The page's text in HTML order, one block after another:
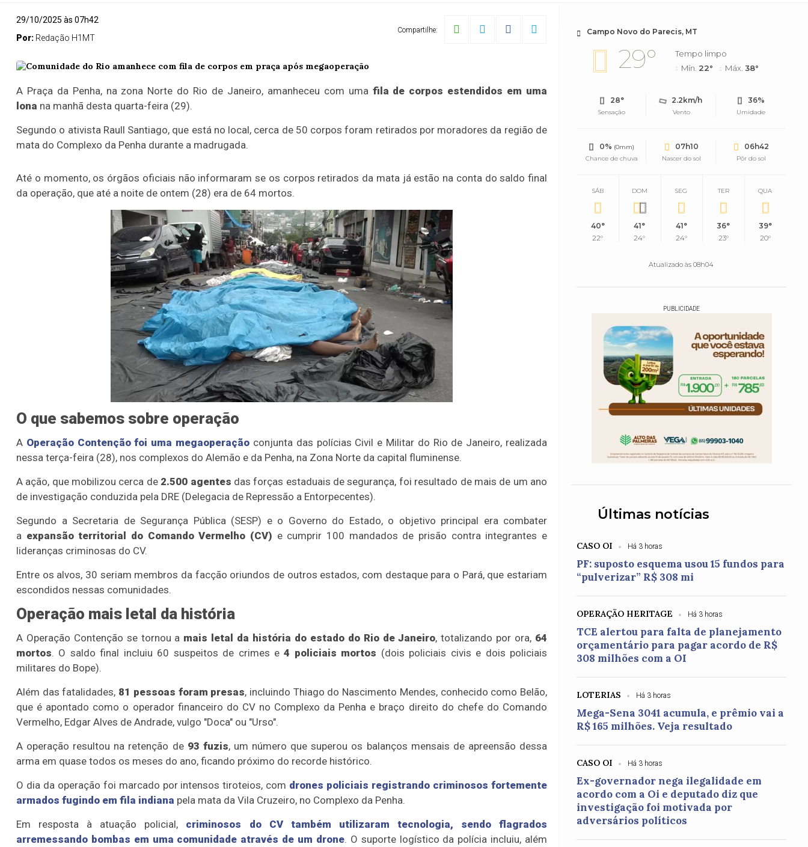
29/10/2025 às 07h42
Por: Redação H1MT
Compartilhe:
A Praça da Penha, na zona Norte do Rio de Janeiro, amanheceu com uma fila de corpos estendidos em uma
lona na manhã desta quarta-feira (29).
Segundo o ativista Raull Santiago, que está no local, cerca de 50 corpos foram retirados por moradores da região de
mata do Complexo da Penha durante a madrugada.
Até o momento, os órgãos oficiais não informaram se os corpos retirados da mata já estão na conta do saldo final
da operação, que até a noite de ontem (28) era de 64 mortos.
O que sabemos sobre operação
A Operação Contenção foi uma megaoperação conjunta das polícias Civil e Militar do Rio de Janeiro, realizada
nessa terça-feira (28), nos complexos do Alemão e da Penha, na Zona Norte da capital fluminense.
A ação, que mobilizou cerca de 2.500 agentes das forças estaduais de segurança, foi resultado de mais de um ano
de investigação conduzida pela DRE (Delegacia de Repressão a Entorpecentes).
Segundo a Secretaria de Segurança Pública (SESP) e o Governo do Estado, o objetivo principal era combater
a expansão territorial do Comando Vermelho (CV) e cumprir 100 mandados de prisão contra integrantes e
lideranças criminosas do CV.
Entre os alvos, 30 seriam membros da facção oriundos de outros estados, com destaque para o Pará, que estariam
escondidos nessas comunidades.
Operação mais letal da história
A Operação Contenção se tornou a mais letal da história do estado do Rio de Janeiro, totalizando por ora, 64
mortos. O saldo final incluiu 60 suspeitos de crimes e4 policiais mortos (dois policiais civis e dois policiais
militares do Bope).
Além das fatalidades, 81 pessoas foram presas, incluindo Thiago do Nascimento Mendes, conhecido como Belão,
que é apontado como o operador financeiro do CV no Complexo da Penha e braço direito do chefe do Comando
Vermelho, Edgar Alves de Andrade, vulgo "Doca" ou "Urso".
A operação resultou na retenção de 93 fuzis, um número que superou os balanços mensais de apreensão dessa
arma em quase todos os meses do ano, ficando próximo do recorde histórico.
O dia da operação foi marcado por intensos tiroteios, com drones policiais registrando criminosos fortemente
armados fugindo em fila indiana pela mata da Vila Cruzeiro, no Complexo da Penha.
Em resposta à atuação policial, criminosos do CV também utilizaram tecnologia, sendo flagrados
arremessando bombas em uma comunidade através de um drone. O suporte logístico da polícia incluiu, além
Campo Novo do Parecis, MT
29°
Tempo limpo
Mín. 22° Máx.38°
28°
Sensação
2.2km/h
Vento
36%
Umidade
0% (0mm)
Chance de chuva
07h10
Nascer do sol
06h42
Pôr do sol
SÁB
40°
22°
DOM
41°
24°
SEG
41°
24°
TER
36°
23°
QUA
39°
20°
Atualizado às 08h04
PUBLICIDADE
Últimas notícias
CASO OI Há 3 horas
PF: suposto esquema usou 15 fundos para
“pulverizar” R$ 308 mi
OPERAÇÃO HERITAGE Há 3 horas
TCE alertou para falta de planejamento
orçamentário para pagar acordo de R$
308 milhões com a OI
LOTERIAS Há 3 horas
Mega-Sena 3041 acumula, e prêmio vai a
R$ 165 milhões. Veja resultado
CASO OI Há 3 horas
Ex-governador nega ilegalidade em
acordo com a Oi e deputado diz que
investigação foi motivada por
adversários políticos